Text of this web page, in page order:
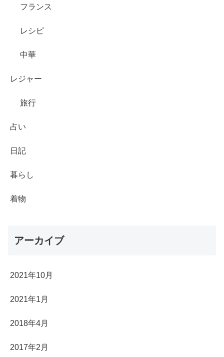
フランス
レシピ
中華
レジャー
旅行
占い
日記
暮らし
着物
アーカイブ
2021年10月
2021年1月
2018年4月
2017年2月